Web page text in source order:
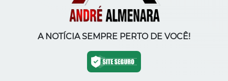
A NOTÍCIA SEMPRE PERTO DE VOCÊ!